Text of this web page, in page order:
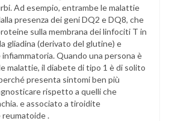
Ad esempio, entrambe le malattie
presenza dei geni DQ2 e DQ8, che
sulla membrana dei linfociti T in
gliadina (derivato del glutine) e
Quando una persona è
malattie, il diabete di tipo 1 è di solito
presenta sintomi ben più
rispetto a quelli che
e associato a tiroidite
.